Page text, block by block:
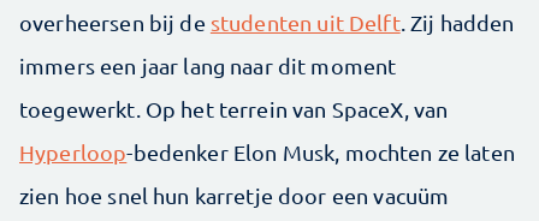
overheersen bij de studenten uit Delft. Zij hadden
immers een jaar lang naar dit moment
toegewerkt. Op het terrein van SpaceX, van
Hyperloop-bedenker Elon Musk, mochten ze laten
zien hoe snel hun karretje door een vacuüm